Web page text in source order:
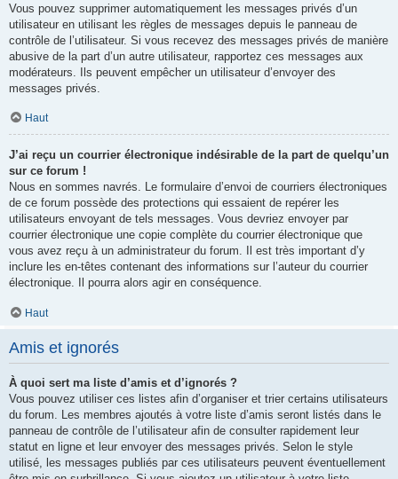
Vous pouvez supprimer automatiquement les messages privés d’un
utilisateur en utilisant les règles de messages depuis le panneau de
contrôle de l’utilisateur. Si vous recevez des messages privés de manière
abusive de la part d’un autre utilisateur, rapportez ces messages aux
modérateurs. Ils peuvent empêcher un utilisateur d’envoyer des
messages privés.
Haut
J’ai reçu un courrier électronique indésirable de la part de quelqu’un
sur ce forum !
Nous en sommes navrés. Le formulaire d’envoi de courriers électroniques
de ce forum possède des protections qui essaient de repérer les
utilisateurs envoyant de tels messages. Vous devriez envoyer par
courrier électronique une copie complète du courrier électronique que
vous avez reçu à un administrateur du forum. Il est très important d’y
inclure les en-têtes contenant des informations sur l’auteur du courrier
électronique. Il pourra alors agir en conséquence.
Haut
Amis et ignorés
À quoi sert ma liste d’amis et d’ignorés ?
Vous pouvez utiliser ces listes afin d’organiser et trier certains utilisateurs
du forum. Les membres ajoutés à votre liste d’amis seront listés dans le
panneau de contrôle de l’utilisateur afin de consulter rapidement leur
statut en ligne et leur envoyer des messages privés. Selon le style
utilisé, les messages publiés par ces utilisateurs peuvent éventuellement